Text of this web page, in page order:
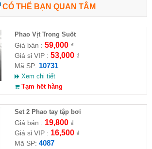
CÓ THỂ BẠN QUAN TÂM
Phao Vịt Trong Suốt
Giá bán : 59,000₫
Giá sỉ VIP : 53,000₫
Mã SP: 10731
Xem chi tiết
Tạm hết hàng
Set 2 Phao tay tập bơi
Giá bán : 19,800₫
Giá sỉ VIP : 16,500₫
Mã SP: 4087